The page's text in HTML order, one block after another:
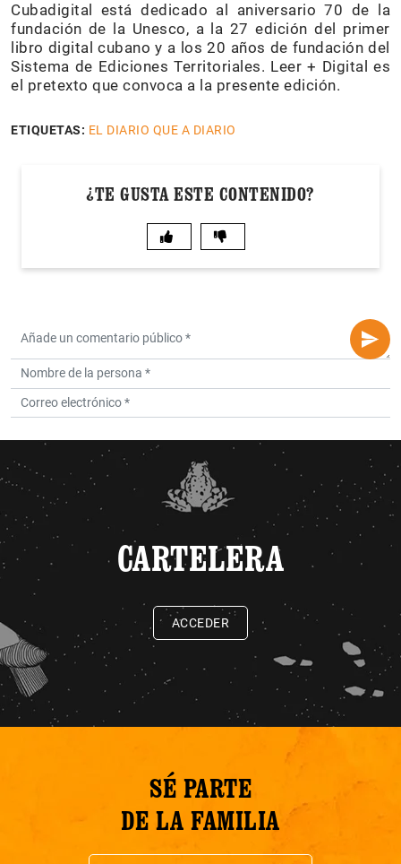
Cubadigital está dedicado al aniversario 70 de la
fundación de la Unesco, a la 27 edición del primer
libro digital cubano y a los 20 años de fundación del
Sistema de Ediciones Territoriales. Leer + Digital es
el pretexto que convoca a la presente edición.
ETIQUETAS: EL DIARIO QUE A DIARIO
¿TE GUSTA ESTE CONTENIDO?
CARTELERA
ACCEDER
SÉ PARTE
DE LA FAMILIA